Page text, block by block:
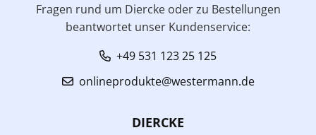
Fragen rund um Diercke oder zu Bestellungen
beantwortet unser Kundenservice:
+49 531 123 25 125
onlineprodukte@westermann.de
DIERCKE